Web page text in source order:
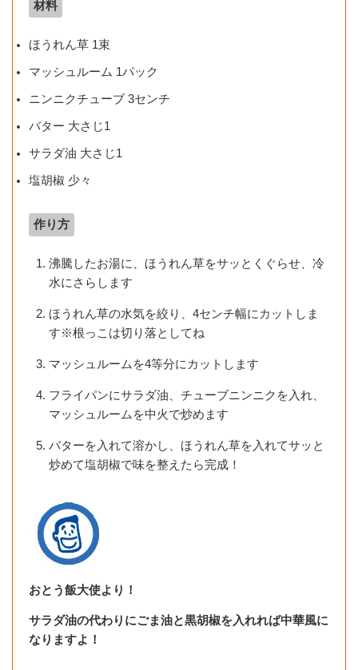
材料
ほうれん草 1束
マッシュルーム 1パック
ニンニクチューブ 3センチ
バター 大さじ1
サラダ油 大さじ1
塩胡椒 少々
作り方
沸騰したお湯に、ほうれん草をサッとくぐらせ、冷
水にさらします
ほうれん草の水気を絞り、4センチ幅にカットしま
す※根っこは切り落としてね
マッシュルームを4等分にカットします
フライパンにサラダ油、チューブニンニクを入れ、
マッシュルームを中火で炒めます
バターを入れて溶かし、ほうれん草を入れてサッと
炒めて塩胡椒で味を整えたら完成！
おとう飯大使より！
サラダ油の代わりにごま油と黒胡椒を入れれば中華風に
なりますよ！